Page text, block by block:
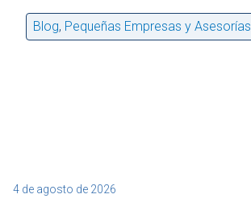
Blog, Pequeñas Empresas y Asesorías
4 de agosto de 2026